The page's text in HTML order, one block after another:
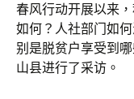
春风行动开展以来
如何？人社部门如
别是脱贫户享受到
山县进行了采访。